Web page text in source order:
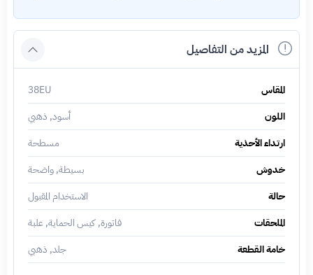
المزيد من التفاصيل
المقاس
38EU
اللون
أسود, ذهبي
ارتداء الأحذية
مسطحة
خدوش
بسيطة, واضحة
حالة
الاستخدام المقبول
الملحقات
فاتورة, كيس الحماية, علبة
خامة القطعة
جلد, ذهبي